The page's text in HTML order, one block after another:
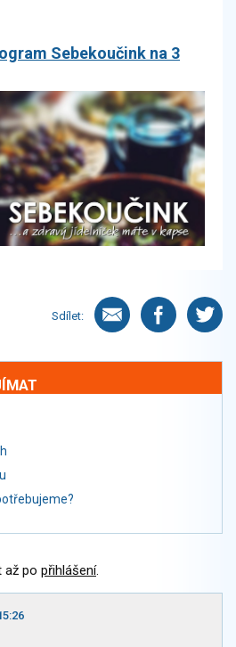
Sebekoučink na 3
Sdílet:
až po přihlášení.